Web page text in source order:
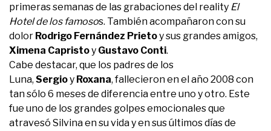
primeras semanas de las grabaciones del reality El
Hotel de los famosos. También acompañaron con su
dolor Rodrigo Fernández Prietoy sus grandes amigos,
Ximena Capristoy Gustavo Conti.
Cabe destacar, que los padres de los
Luna, Sergioy Roxana, fallecieron en el año 2008 con
tan sólo 6 meses de diferencia entre uno y otro. Este
fue uno de los grandes golpes emocionales que
atravesó Silvina en su vida y en sus últimos días de